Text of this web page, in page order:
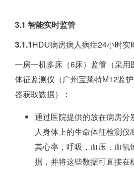
3.1 智能实时监管
3.1.1HDU病房病人病症24小时实
一房一机多床（6床）监管（采用
体征监测仪（广州宝莱特M12监
器获取数据）：
通过医院提供的放在病房分
人身体上的生命体征检测仪
其心率，呼吸，血压，血氧
据，并将这些数据可直接在